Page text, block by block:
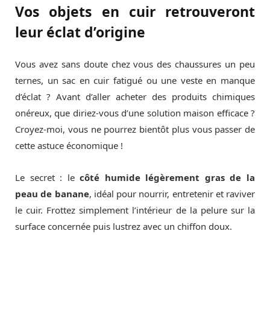
Vos objets en cuir retrouveront
leur éclat d’origine
Vous avez sans doute chez vous des chaussures un peu
ternes, un sac en cuir fatigué ou une veste en manque
d’éclat ? Avant d’aller acheter des produits chimiques
onéreux, que diriez-vous d’une solution maison efficace ?
Croyez-moi, vous ne pourrez bientôt plus vous passer de
cette astuce économique !
Le secret : lecôté humide légèrement gras de la
peau de banane, idéal pour nourrir, entretenir et raviver
le cuir. Frottez simplement l’intérieur de la pelure sur la
surface concernée puis lustrez avec un chiffon doux.